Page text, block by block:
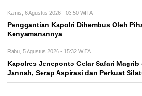
Kamis, 6 Agustus 2026 - 03:50 WITA
Penggantian Kapolri Dihembus Oleh
Kenyamanannya
Rabu, 5 Agustus 2026 - 15:32 WITA
Kapolres Jeneponto Gelar Safari Magrib
Jannah, Serap Aspirasi dan Perkuat